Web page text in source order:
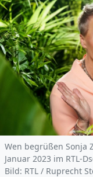
Wen begrüßen Sonja
Januar 2023 im RTL-
Bild: RTL / Ruprecht